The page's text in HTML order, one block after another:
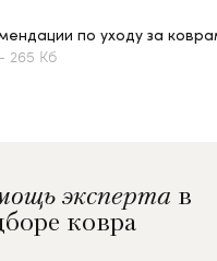
по уходу за
265 Кб
эксперта в
ковра